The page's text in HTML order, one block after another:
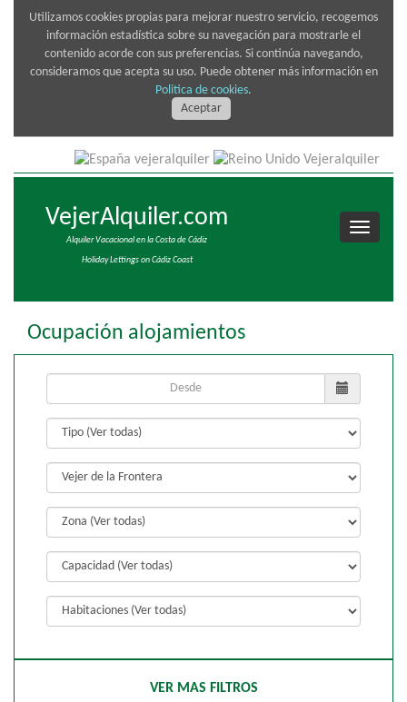
Utilizamos cookies propias para mejorar nuestro servicio, recogemos
información estadística sobre su navegación para mostrarle el
contenido acorde con sus preferencias. Si continúa navegando,
consideramos que acepta su uso. Puede obtener más información en
Politica de cookies.
Aceptar
VejerAlquiler.com
Alquiler Vacacional en la Costa de Cádiz
Holiday Lettings on Cádiz Coast
Ocupación alojamientos
VER MAS FILTROS